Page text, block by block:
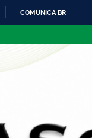
CONTEÚDO
COMUNICA BR